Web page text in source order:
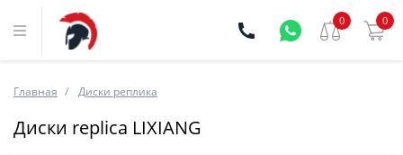
0 0
Главная Диски реплика
Диски replica LIXIANG